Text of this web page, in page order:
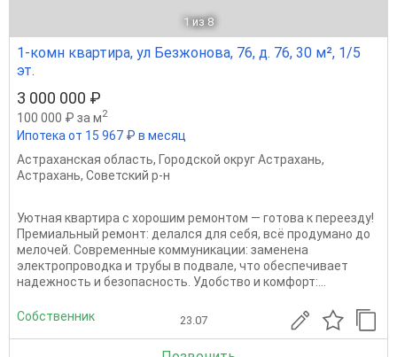
1 из 8
1-комн квартира, ул Безжонова, 76, д. 76, 30 м², 1/5
эт.
3 000 000 ₽
100 000 ₽ за м2
Ипотека от 15 967 ₽ в месяц
Астраханская область, Городской округ Астрахань,
Астрахань, Советский р-н
Уютная квартира с хорошим ремонтом — готова к переезду!
Премиальный ремонт: делался для себя, всё продумано до
мелочей. Современные коммуникации: заменена
электропроводка и трубы в подвале, что обеспечивает
надежность и безопасность. Удобство и комфорт:...
Собственник 23.07